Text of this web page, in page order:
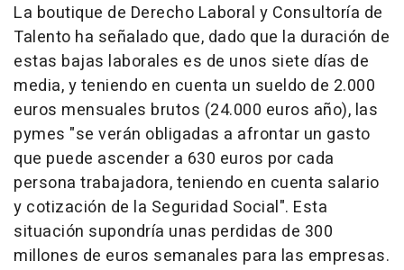
La boutique de Derecho Laboral y Consultoría de
Talento ha señalado que, dado que la duración de
estas bajas laborales es de unos siete días de
media, y teniendo en cuenta un sueldo de 2.000
euros mensuales brutos (24.000 euros año), las
pymes "se verán obligadas a afrontar un gasto
que puede ascender a 630 euros por cada
persona trabajadora, teniendo en cuenta salario
y cotización de la Seguridad Social". Esta
situación supondría unas perdidas de 300
millones de euros semanales para las empresas.